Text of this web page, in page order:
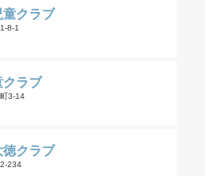
童クラブ
8-1
クラブ
3-14
徳クラブ
234